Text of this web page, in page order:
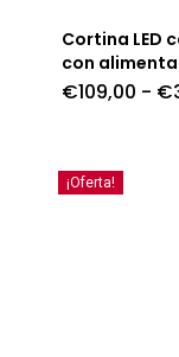
Cortina LED
con
€109,00 - €
¡Oferta!